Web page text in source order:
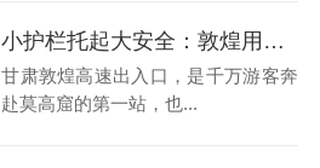
小护栏托起大安全：敦煌用一道“会呼吸的隔离栏”守护丝路门户平安路
甘肃敦煌高速出入口，是千万游客奔
赴莫高窟的第一站，也...